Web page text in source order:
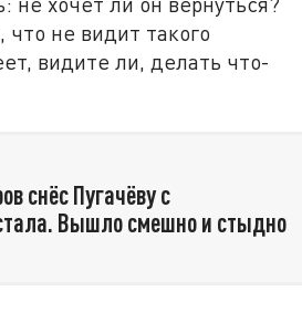
не видит такого
видите ли, делать что-
снёс Пугачёву с
Вышло смешно и стыдно